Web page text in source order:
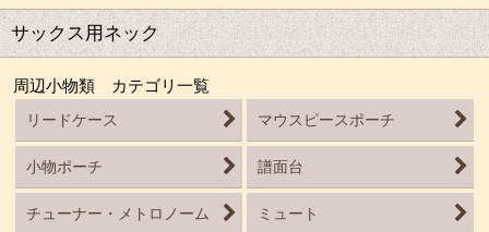
サックス用ネック
周辺小物類 カテゴリ一覧
リードケース
マウスピースポーチ
小物ポーチ 譜面台
チューナー・メトロノーム ミュート